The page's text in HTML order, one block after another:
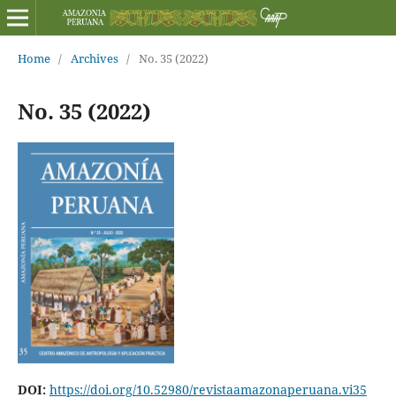
Home / Archives / No. 35 (2022)
No. 35 (2022)
DOI: https://doi.org/10.52980/revistaamazonaperuana.vi35